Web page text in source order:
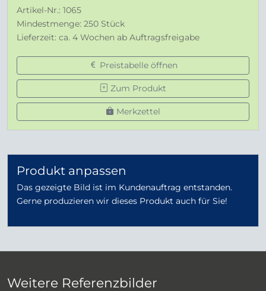
Artikel-Nr.: 1065
Mindestmenge: 250 Stück
Lieferzeit: ca. 4 Wochen ab Auftragsfreigabe
Preistabelle öffnen
Zum Produkt
Merkzettel
Produkt anpassen
Das gezeigte Bild ist im Kundenauftrag entstanden.
Gerne produzieren wir dieses Produkt auch für Sie!
Weitere Referenzbilder